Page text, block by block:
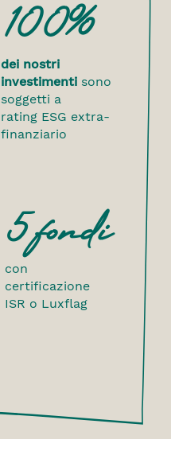
100%
dei nostri
investimenti sono
soggetti a
rating ESG extra-
finanziario
5 fondi
con
certificazione
ISR o Luxflag